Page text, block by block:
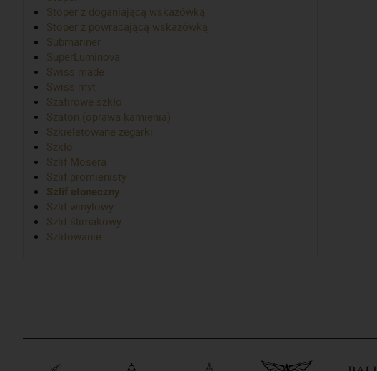
Stoper z doganiającą wskazówką
Stoper z powracającą wskazówką
Submariner
SuperLuminova
Swiss made
Swiss mvt
Szafirowe szkło
Szaton (oprawa kamienia)
Szkieletowane zegarki
Szkło
Szlif Mosera
Szlif promienisty
Szlif słoneczny
Szlif winylowy
Szlif ślimakowy
Szlifowanie